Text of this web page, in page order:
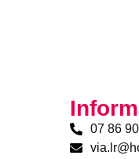
07 86